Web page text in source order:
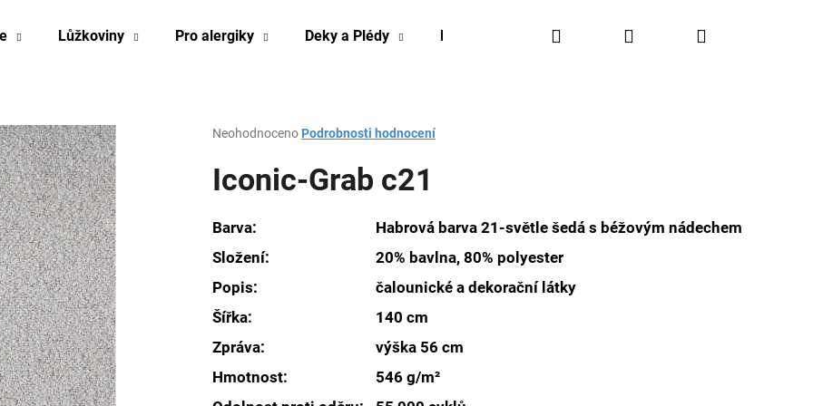
Lůžkoviny Pro alergiky Deky a Plédy Látky čalounické Blog Užitečné rady
Hledat PřihlášeníNákupní
Průměrné
produktu
5
hvězdiček.
Neohodnoceno Podrobnosti hodnocení
Iconic-Grab c21
Barva:
Habrová barva 21-světle šedá s béžovým nádechem
Složení:
20% bavlna, 80% polyester
Popis:
čalounické a dekorační látky
Šířka:
140 cm
Zpráva:
výška 56 cm
Hmotnost:
546 g/m²
Doporučujeme